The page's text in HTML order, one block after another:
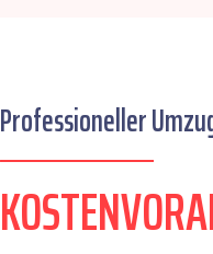
Professioneller